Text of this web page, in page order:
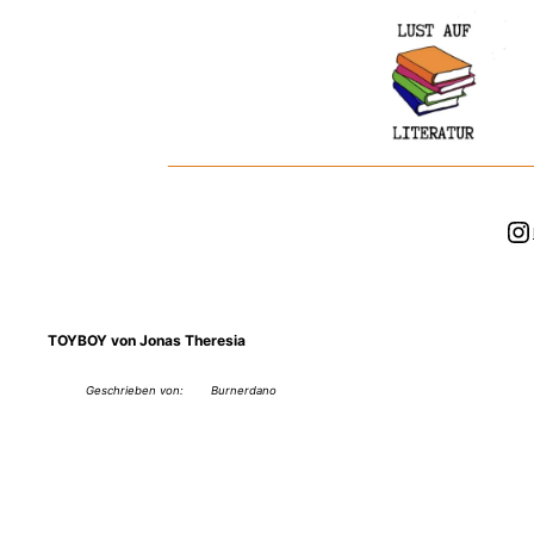
TOYBOY von Jonas Theresia
Geschrieben von: Burnerdano